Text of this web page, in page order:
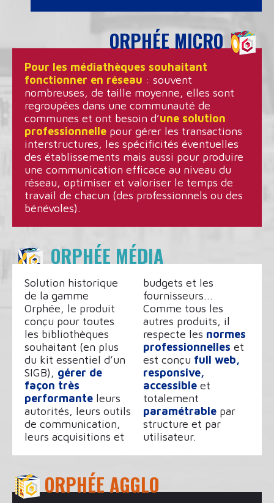
ORPHÉE MICRO
Pour les médiathèques souhaitant
fonctionner en réseau : souvent
nombreuses, de taille moyenne, elles sont
regroupées dans une communauté de
communes et ont besoin d’une solution
professionnelle pour gérer les transactions
interstructures, les spécificités éventuelles
des établissements mais aussi pour produire
une communication efficace au niveau du
réseau, optimiser et valoriser le temps de
travail de chacun (des professionnels ou des
bénévoles).
ORPHÉE MÉDIA
Solution historique
de la gamme
Orphée, le produit
conçu pour toutes
les bibliothèques
souhaitant (en plus
du kit essentiel d’un
SIGB), gérer de
façon très
performante leurs
autorités, leurs outils
de communication,
leurs acquisitions et
budgets et les
fournisseurs...
Comme tous les
autres produits, il
respecte les normes
professionnelles et
est conçu full web,
responsive,
accessible et
totalement
paramétrable par
structure et par
utilisateur.
ORPHÉE AGGLO